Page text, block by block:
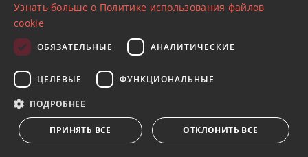
просторную квартиру на первом этаже в
комплексе
2 ванные
2 700 000 €
DMCO2596-13 СОХРАНИТЬ
Узнать больше о Политике использования файлов
cookie
ОБЯЗАТЕЛЬНЫЕ АНАЛИТИЧЕСКИЕ
ЦЕЛЕВЫЕ ФУНКЦИОНАЛЬНЫЕ
ПОДРОБНЕЕ
ПРИНЯТЬ ВСЕ ОТКЛОНИТЬ ВСЕ